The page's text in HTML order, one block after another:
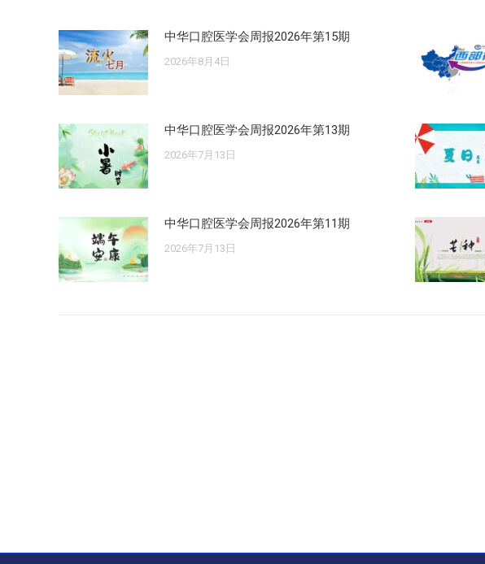
中华口腔医学会周报2026年第15期
2026年8月4日
中华口腔医学会周报2026年第13期
2026年7月13日
中华口腔医学会周报2026年第11期
2026年7月13日